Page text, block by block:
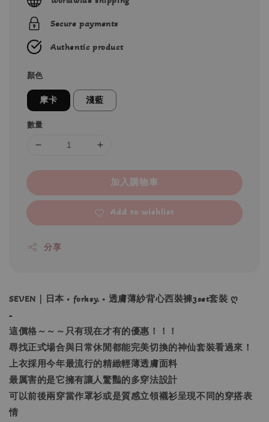
Secure payments
Authentic product
顏色
摩卡 淺藍
數量
加入購物車
Add to wishlist
分享
SEVEN｜日本 • forksy. • 透膚薄紗背心西裝褲3set套裝 ღ
-
這價格～～～只有現在才有的優惠！！！
尋找正式場合與日常休閒都能完美切換的神仙套裝看過來！
上衣採用今年最流行的精緻輕薄透膚面料
最厲害的是它擁有讓人驚豔的多穿法設計
可以前後兩穿當作罩衫或是質感立領襯衫呈現不同的穿搭表
情